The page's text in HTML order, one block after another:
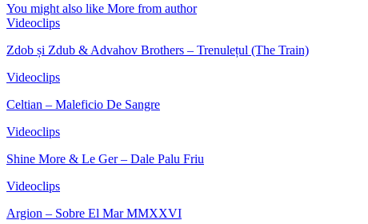
You might also like More from author
Videoclips
Zdob și Zdub & Advahov Brothers – Trenulețul (The Train)
Videoclips
Celtian – Maleficio De Sangre
Videoclips
Shine More & Le Ger – Dale Palu Friu
Videoclips
Argion – Sobre El Mar MMXXVI